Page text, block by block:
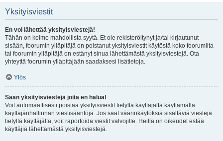
Yksityisviestit
En voi lähettää yksityisviestejä!
Tähän on kolme mahdollista syytä. Et ole rekisteröitynyt ja/tai kirjautunut
sisään, foorumin ylläpitäjä on poistanut yksityisviestit käytöstä koko foorumilta
tai foorumin ylläpitäjä on estänyt sinua lähettämästä yksityisviestejä. Ota
yhteyttä foorumin ylläpitäjään saadaksesi lisätietoja.
Ylös
Saan yksityisviestejä joita en halua!
Voit automaattisesti poistaa yksityisviestit tietyltä käyttäjältä käyttämällä
käyttäjänhallinnan viestisääntöjä. Jos saat väärinkäytöksiä sisältäviä viestejä
tietyltä käyttäjältä, voit raportoida viestit valvojille. Heillä on oikeudet estää
käyttäjiä lähettämästä yksityisviestejä.